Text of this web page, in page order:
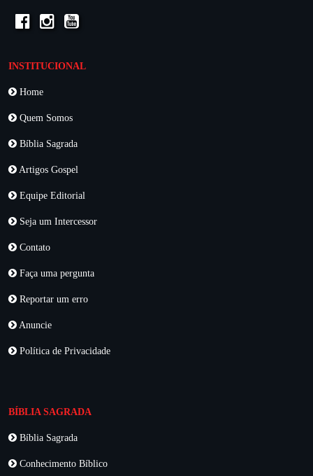
INSTITUCIONAL
Home
Quem Somos
Bíblia Sagrada
Artigos Gospel
Equipe Editorial
Seja um Intercessor
Contato
Faça uma pergunta
Reportar um erro
Anuncie
Política de Privacidade
BÍBLIA SAGRADA
Bíblia Sagrada
Conhecimento Bíblico